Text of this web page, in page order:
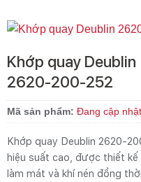
Khớp quay Deublin
2620‑200‑252
Mã sản phẩm: Đang cập nhật
Khớp quay Deublin
hiệu suất cao, được thiết
làm mát và khí nén đồng